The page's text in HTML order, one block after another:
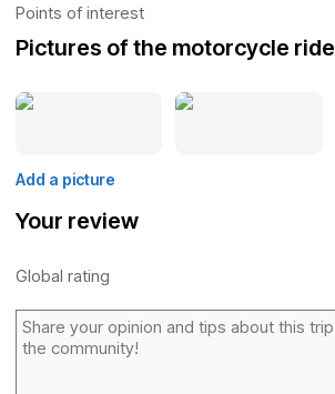
Points of interest
Pictures of the motorcycle ride
Add a picture
Your review
Global rating